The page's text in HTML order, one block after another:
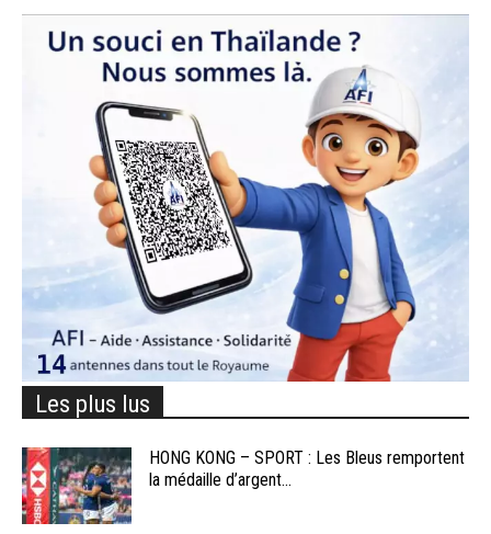
Les plus lus
HONG KONG – SPORT : Les Bleus remportent
la médaille d’argent...